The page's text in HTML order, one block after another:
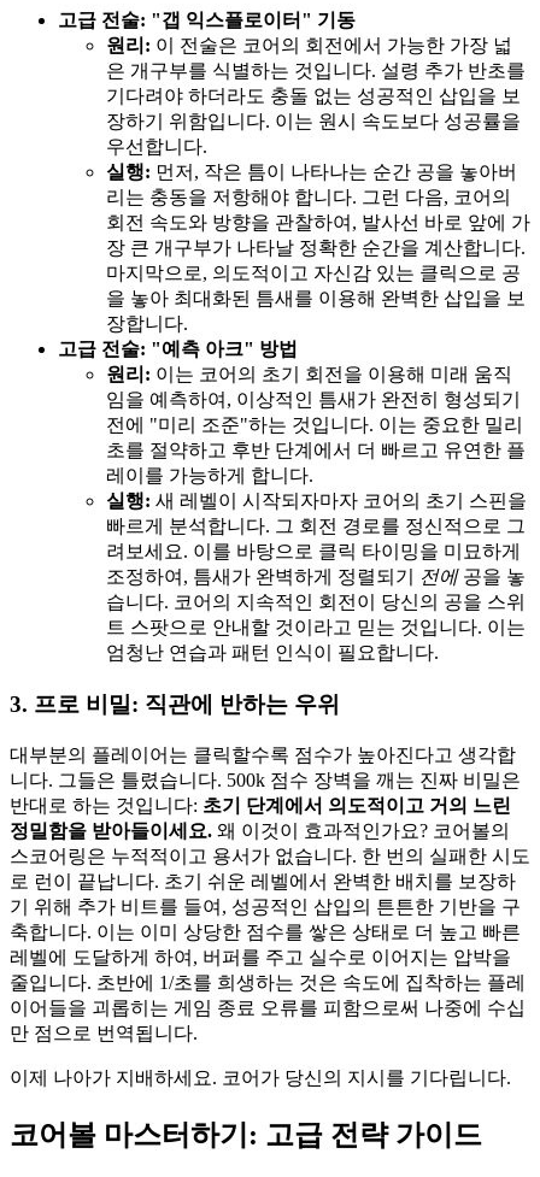
고급 전술: "갭 익스플로이터" 기동
원리: 이 전술은 코어의 회전에서 가능한 가장 넓
은 개구부를 식별하는 것입니다. 설령 추가 반초를
기다려야 하더라도 충돌 없는 성공적인 삽입을 보
장하기 위함입니다. 이는 원시 속도보다 성공률을
우선합니다.
실행: 먼저, 작은 틈이 나타나는 순간 공을 놓아버
리는 충동을 저항해야 합니다. 그런 다음, 코어의
회전 속도와 방향을 관찰하여, 발사선 바로 앞에 가
장 큰 개구부가 나타날 정확한 순간을 계산합니다.
마지막으로, 의도적이고 자신감 있는 클릭으로 공
을 놓아 최대화된 틈새를 이용해 완벽한 삽입을 보
장합니다.
고급 전술: "예측 아크" 방법
원리: 이는 코어의 초기 회전을 이용해 미래 움직
임을 예측하여, 이상적인 틈새가 완전히 형성되기
전에 "미리 조준"하는 것입니다. 이는 중요한 밀리
초를 절약하고 후반 단계에서 더 빠르고 유연한 플
레이를 가능하게 합니다.
실행: 새 레벨이 시작되자마자 코어의 초기 스핀을
빠르게 분석합니다. 그 회전 경로를 정신적으로 그
려보세요. 이를 바탕으로 클릭 타이밍을 미묘하게
조정하여, 틈새가 완벽하게 정렬되기
전에공을 놓
습니다. 코어의 지속적인 회전이 당신의 공을 스위
트 스팟으로 안내할 것이라고 믿는 것입니다. 이는
엄청난 연습과 패턴 인식이 필요합니다.
3. 프로 비밀: 직관에 반하는 우위
대부분의 플레이어는 클릭할수록 점수가 높아진다고 생각합
니다. 그들은 틀렸습니다. 500k 점수 장벽을 깨는 진짜 비밀은
반대로 하는 것입니다: 초기 단계에서 의도적이고 거의 느린
정밀함을 받아들이세요. 왜 이것이 효과적인가요? 코어볼의
스코어링은 누적적이고 용서가 없습니다. 한 번의 실패한 시도
로 런이 끝납니다. 초기 쉬운 레벨에서 완벽한 배치를 보장하
기 위해 추가 비트를 들여, 성공적인 삽입의 튼튼한 기반을 구
축합니다. 이는 이미 상당한 점수를 쌓은 상태로 더 높고 빠른
레벨에 도달하게 하여, 버퍼를 주고 실수로 이어지는 압박을
줄입니다. 초반에 1/초를 희생하는 것은 속도에 집착하는 플레
이어들을 괴롭히는 게임 종료 오류를 피함으로써 나중에 수십
만 점으로 번역됩니다.
이제 나아가 지배하세요. 코어가 당신의 지시를 기다립니다.
코어볼 마스터하기: 고급 전략 가이드